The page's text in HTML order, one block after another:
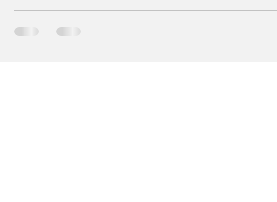
competir con lo que llega y con lo que